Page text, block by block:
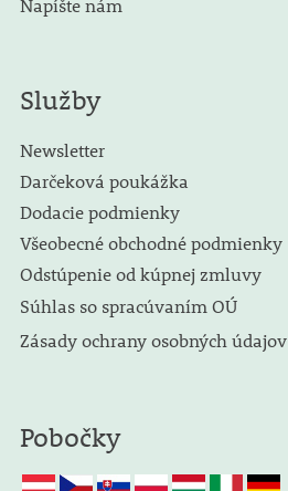
Napíšte nám
Služby
Newsletter
Darčeková poukážka
Dodacie podmienky
Všeobecné obchodné podmienky
Odstúpenie od kúpnej zmluvy
Súhlas so spracúvaním OÚ
Zásady ochrany osobných údajov
Pobočky